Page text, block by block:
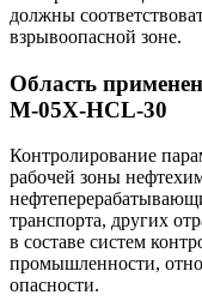
должны
взрывоопасной зоне.
Область
М-05Х-HCL-30
Контролирование
рабочей зоны
транспорта, других
в составе систем
промышленности,
опасности.